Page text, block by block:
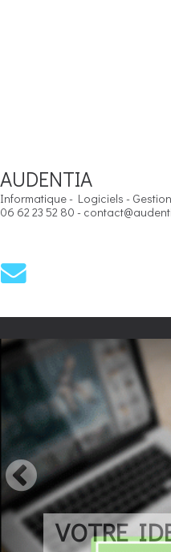
AUDENTIA
Informatique - Logiciels -
06 62 23 52 80 -
VOTRE